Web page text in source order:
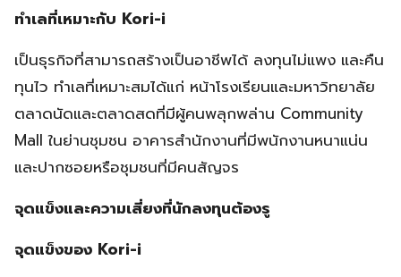
ทำเลที่เหมาะกับ Kori-i
เป็นธุรกิจที่สามารถสร้างเป็นอาชีพได้ ลงทุนไม่แพง และคืน
ทุนไว ทำเลที่เหมาะสมได้แก่ หน้าโรงเรียนและมหาวิทยาลัย
ตลาดนัดและตลาดสดที่มีผู้คนพลุกพล่าน Community
Mall ในย่านชุมชน อาคารสำนักงานที่มีพนักงานหนาแน่น
และปากซอยหรือชุมชนที่มีคนสัญจร
จุดแข็งและความเสี่ยงที่นักลงทุนต้องรู
จุดแข็งของ Kori-i